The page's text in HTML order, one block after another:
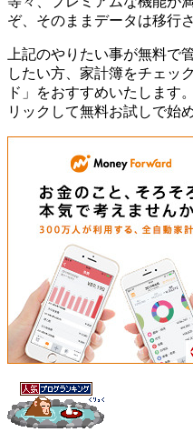
ぞ、そのままデータは移行
上記のやりたい事が無料で
したい方、家計簿をチェッ
ド」をおすすめいたします
リックして無料お試しで始